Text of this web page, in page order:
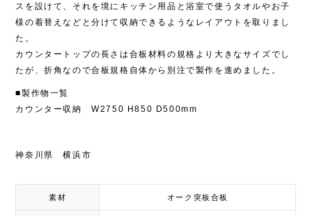
スを設けて、それを境にキッチン用品と浴室で使うタオルやお子
様の着替えなどと分けて収納できるようなレイアウトを取りまし
た。
カウンタートップの長さは合板材料の規格より大きなサイズでし
たが、折角なので合板規格自体から別注で製作を進めました。
■製作物一覧
カウンター収納 W2750 H850 D500mm
神奈川県 横浜市
素材 オーク突板合板